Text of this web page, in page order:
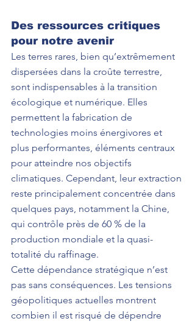
Des ressources critiques
pour notre avenir
Les terres rares, bien qu’extrêmement
dispersées dans la croûte terrestre,
sont indispensables à la transition
écologique et numérique. Elles
permettent la fabrication de
technologies moins énergivores et
plus performantes, éléments centraux
pour atteindre nos objectifs
climatiques. Cependant, leur extraction
reste principalement concentrée dans
quelques pays, notamment la Chine,
qui contrôle près de 60 % de la
production mondiale et la quasi-
totalité du raffinage.
Cette dépendance stratégique n’est
pas sans conséquences. Les tensions
géopolitiques actuelles montrent
combien il est risqué de dépendre